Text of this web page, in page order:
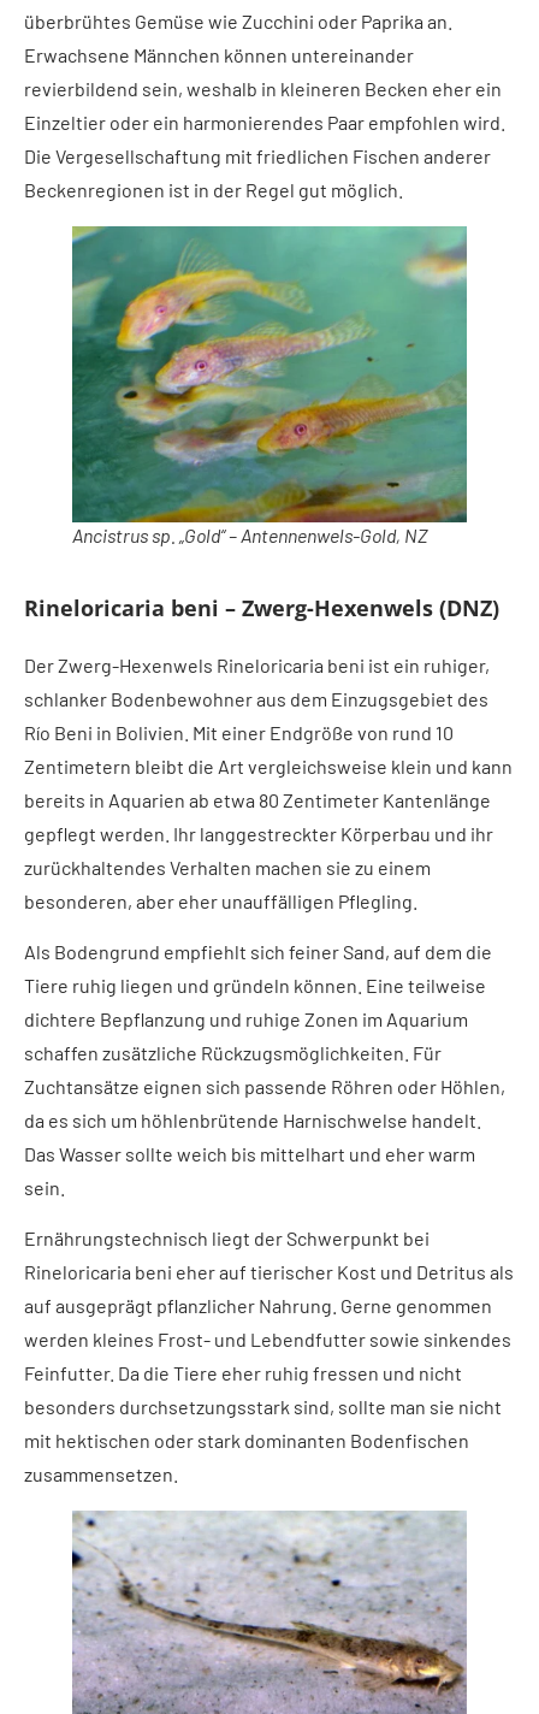
überbrühtes Gemüse wie Zucchini oder Paprika an.
Erwachsene Männchen können untereinander
revierbildend sein, weshalb in kleineren Becken eher ein
Einzeltier oder ein harmonierendes Paar empfohlen wird.
Die Vergesellschaftung mit friedlichen Fischen anderer
Beckenregionen ist in der Regel gut möglich.
Ancistrus sp. „Gold“ – Antennenwels-Gold, NZ
Rineloricaria beni – Zwerg-Hexenwels (DNZ)
Der Zwerg-Hexenwels Rineloricaria beni ist ein ruhiger,
schlanker Bodenbewohner aus dem Einzugsgebiet des
Río Beni in Bolivien. Mit einer Endgröße von rund 10
Zentimetern bleibt die Art vergleichsweise klein und kann
bereits in Aquarien ab etwa 80 Zentimeter Kantenlänge
gepflegt werden. Ihr langgestreckter Körperbau und ihr
zurückhaltendes Verhalten machen sie zu einem
besonderen, aber eher unauffälligen Pflegling.
Als Bodengrund empfiehlt sich feiner Sand, auf dem die
Tiere ruhig liegen und gründeln können. Eine teilweise
dichtere Bepflanzung und ruhige Zonen im Aquarium
schaffen zusätzliche Rückzugsmöglichkeiten. Für
Zuchtansätze eignen sich passende Röhren oder Höhlen,
da es sich um höhlenbrütende Harnischwelse handelt.
Das Wasser sollte weich bis mittelhart und eher warm
sein.
Ernährungstechnisch liegt der Schwerpunkt bei
Rineloricaria beni eher auf tierischer Kost und Detritus als
auf ausgeprägt pflanzlicher Nahrung. Gerne genommen
werden kleines Frost- und Lebendfutter sowie sinkendes
Feinfutter. Da die Tiere eher ruhig fressen und nicht
besonders durchsetzungsstark sind, sollte man sie nicht
mit hektischen oder stark dominanten Bodenfischen
zusammensetzen.